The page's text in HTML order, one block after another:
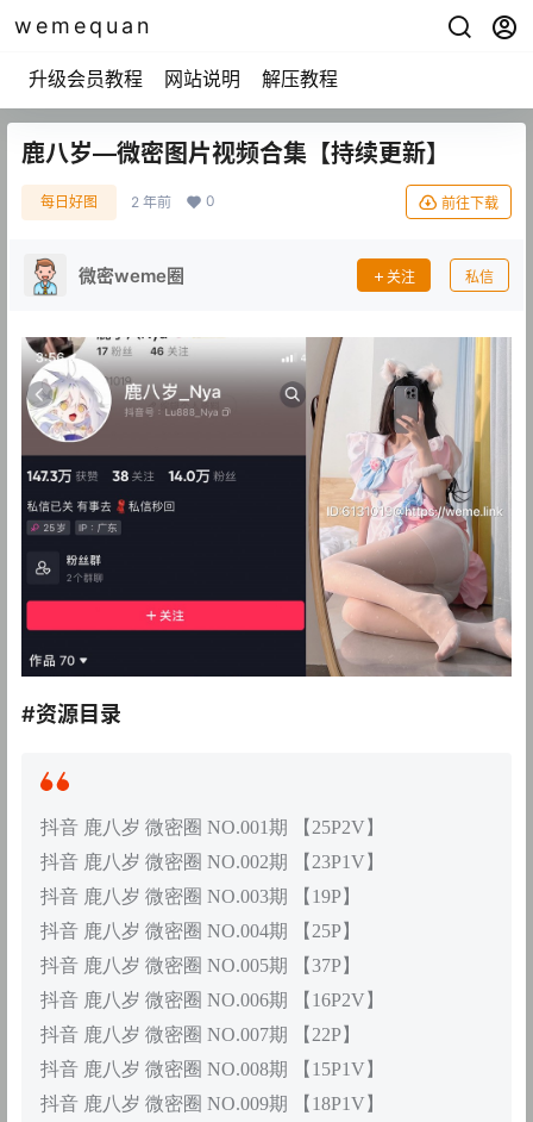
wemequan
升级会员教程 网站说明 解压教程
鹿八岁—微密图片视频合集【持续更新】
每日好图 2 年前 0 前往下载
微密weme圈 关注 私信
#资源目录
抖音 鹿八岁 微密圈 NO.001期 【25P2V】
抖音 鹿八岁 微密圈 NO.002期 【23P1V】
抖音 鹿八岁 微密圈 NO.003期 【19P】
抖音 鹿八岁 微密圈 NO.004期 【25P】
抖音 鹿八岁 微密圈 NO.005期 【37P】
抖音 鹿八岁 微密圈 NO.006期 【16P2V】
抖音 鹿八岁 微密圈 NO.007期 【22P】
抖音 鹿八岁 微密圈 NO.008期 【15P1V】
抖音 鹿八岁 微密圈 NO.009期 【18P1V】